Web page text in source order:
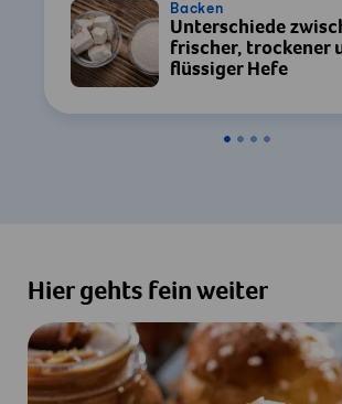
Backen
Unterschiede
frischer, trockener
flüssiger Hefe
Hier gehts fein weiter